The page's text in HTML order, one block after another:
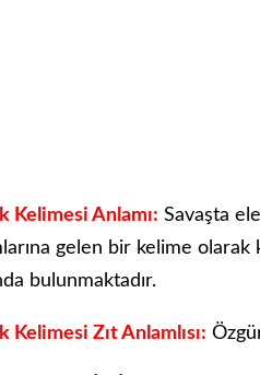
Kelimesi Anlamı: Savaşta
gelen bir kelime olarak
bulunmaktadır.
Kelimesi Zıt Anlamlısı: